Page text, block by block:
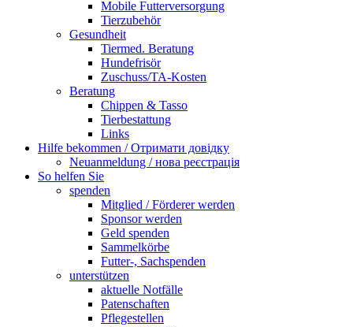
Mobile Futterversorgung
Tierzubehör
Gesundheit
Tiermed. Beratung
Hundefrisör
Zuschuss/TA-Kosten
Beratung
Chippen & Tasso
Tierbestattung
Links
Hilfe bekommen / Отримати довідку
Neuanmeldung / нова реєстрація
So helfen Sie
spenden
Mitglied / Förderer werden
Sponsor werden
Geld spenden
Sammelkörbe
Futter-, Sachspenden
unterstützen
aktuelle Notfälle
Patenschaften
Pflegestellen